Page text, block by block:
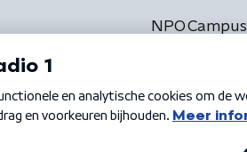
NPO Campus
Privacybeleid